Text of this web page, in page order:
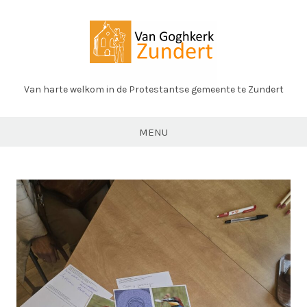
PK
Van harte welkom in de Protestantse gemeente te Zundert
MENU